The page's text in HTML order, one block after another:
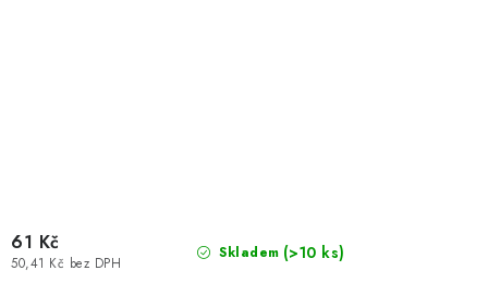
Skladem (>10 ks)
50,41 Kč bez DPH
61 Kč